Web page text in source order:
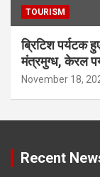
TOURISM
ब्रिटिश पर्यटक
मंत्रमुग्ध, केरल
November 18,
Recent